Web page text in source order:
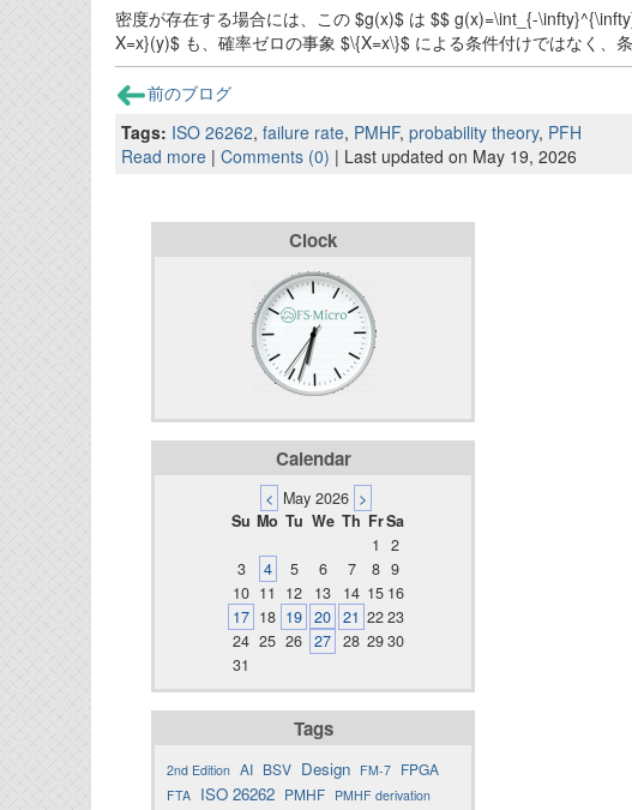
密度が存在する場合には、この $g(x)$ は $$ g(x)=\int_{-
X=x}(y)$ も、確率ゼロの事象 $\{X=x\}$ による条件付けではなく、
前のブログ
Tags: ISO 26262, failure rate, PMHF, probability theory, PFH
Read more | Comments (0) | Last updated on May 19, 2026
Clock
Calendar
< May 2026 >
Su Mo Tu We Th FrSa
1
2
3
4 5 6 7 8 9
10 11 12 13 14 15 16
17 18 19 20 21 2223
24 25 26 27 28 2930
31
Tags
2nd Edition AI BSV Design FM-7 FPGA
FTA ISO 26262 PMHF PMHF derivation